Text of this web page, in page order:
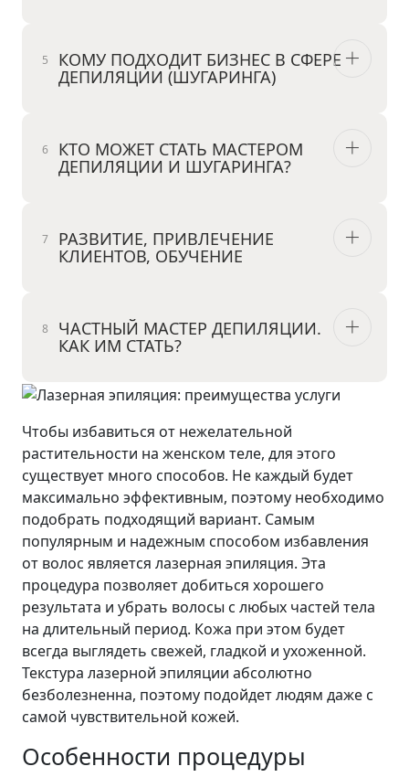
КОМУ ПОДХОДИТ БИЗНЕС В СФЕРЕ
ДЕПИЛЯЦИИ (ШУГАРИНГА)
КТО МОЖЕТ СТАТЬ МАСТЕРОМ
ДЕПИЛЯЦИИ И ШУГАРИНГА?
РАЗВИТИЕ, ПРИВЛЕЧЕНИЕ
КЛИЕНТОВ, ОБУЧЕНИЕ
ЧАСТНЫЙ МАСТЕР ДЕПИЛЯЦИИ.
КАК ИМ СТАТЬ?
Чтобы избавиться от нежелательной
растительности на женском теле, для этого
существует много способов. Не каждый будет
максимально эффективным, поэтому необходимо
подобрать подходящий вариант. Самым
популярным и надежным способом избавления
от волос является лазерная эпиляция. Эта
процедура позволяет добиться хорошего
результата и убрать волосы с любых частей тела
на длительный период. Кожа при этом будет
всегда выглядеть свежей, гладкой и ухоженной.
Текстура лазерной эпиляции абсолютно
безболезненна, поэтому подойдет людям даже с
самой чувствительной кожей.
Особенности процедуры